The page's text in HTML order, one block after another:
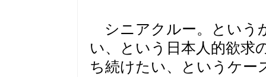
シニアクルー。という
い、という日本人的欲求
ち続けたい、というケー